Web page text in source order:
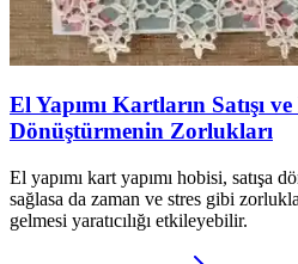
El Yapımı Kartların Satışı
Dönüştürmenin Zorlukları
El yapımı kart yapımı hobisi, satışa
sağlasa da zaman ve stres gibi
gelmesi yaratıcılığı etkileyebilir.